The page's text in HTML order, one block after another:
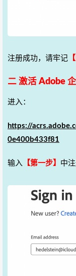
注册成功，请牢记
二 激活 Adobe
进入：
https://
0e400b433f81
输入 【第一步】 中